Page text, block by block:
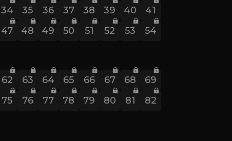
34 35 36 37 38 39 40
41
47 48 49 50 51 52 53
54
62 63 64 65 66 67 68
69
75 76 77 78 79 80 81
82